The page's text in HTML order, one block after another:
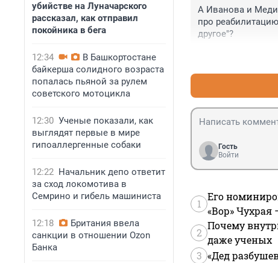
убийстве на Луначарского
рассказал, как отправил
покойника в бега
12:34
В Башкортостане
байкерша солидного возраста
попалась пьяной за рулем
советского мотоцикла
12:30 Ученые показали, как
выглядят первые в мире
гипоаллергенные собаки
12:22 Начальник депо ответит
за сход локомотива в
Семрино и гибель машиниста
12:18
Британия ввела
санкции в отношении Ozon
Банка
А Иванова и
про
другое"?
Гость
Войти
1
Его
«Вор» Чухрая
2
Почему
даже ученых
3 «Дед